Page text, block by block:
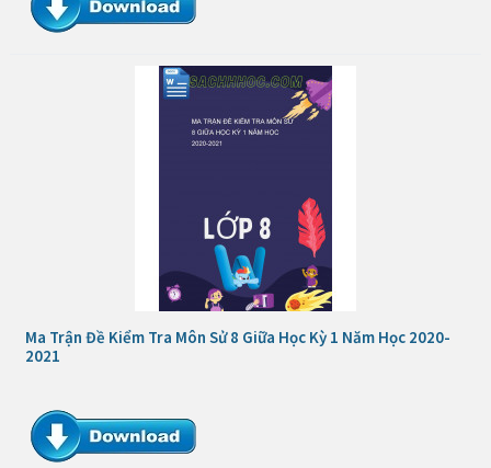
Ma Trận Đề Kiểm Tra Môn Sử 8 Giữa Học Kỳ 1 Năm Học 2020-
2021